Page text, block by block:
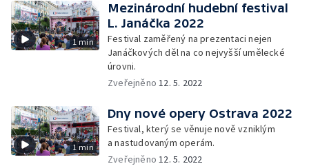
1 min
Mezinárodní hudební festival
L. Janáčka 2022
Festival zaměřený na prezentaci nejen
Janáčkových děl na co nejvyšší umělecké
úrovni.
Zveřejněno12. 5. 2022
1 min
Dny nové opery Ostrava 2022
Festival, který se věnuje nově vzniklým
a nastudovaným operám.
Zveřejněno12. 5. 2022